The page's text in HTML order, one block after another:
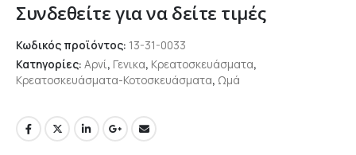
Συνδεθείτε για να δείτε τιμές
Κωδικός προϊόντος: 13-31-0033
Κατηγορίες: Αρνί, Γενικα, Κρεατοσκευάσματα,
Κρεατοσκευάσματα-Κοτοσκευάσματα, Ωμά